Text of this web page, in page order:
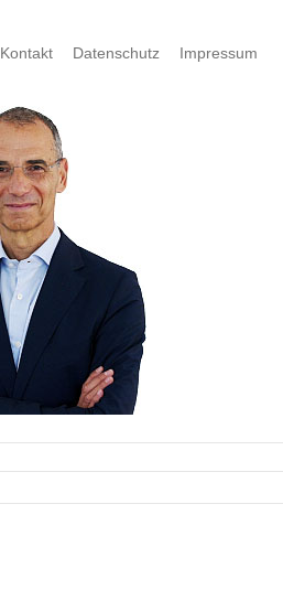
Kontakt Datenschutz Impressum